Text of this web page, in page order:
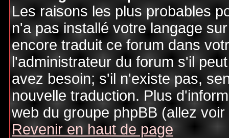
Les raisons les plus probables
n'a pas installé votre langage
encore traduit ce forum dans
l'administrateur du forum s'il
avez besoin; s'il n'existe pas,
nouvelle traduction. Plus
web du groupe phpBB (allez
Revenir en haut de page